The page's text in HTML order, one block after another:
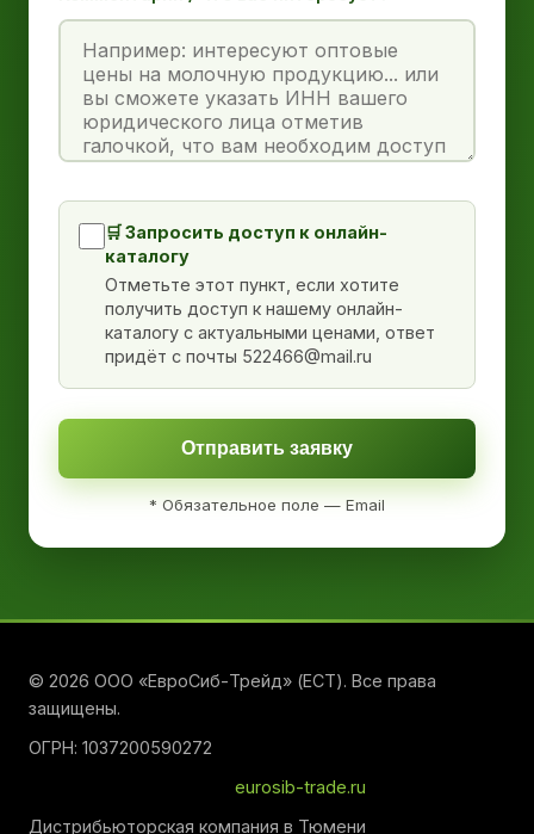
🛒 Запросить доступ к онлайн-
каталогу
Отметьте этот пункт, если хотите
получить доступ к нашему онлайн-
каталогу с актуальными ценами, ответ
придёт с почты 522466@mail.ru
Отправить заявку
* Обязательное поле — Email
© 2026 ООО «ЕвроСиб-Трейд» (ЕСТ). Все права
защищены.
ОГРН: 1037200590272
eurosib-trade.ru
Дистрибьюторская компания в Тюмени